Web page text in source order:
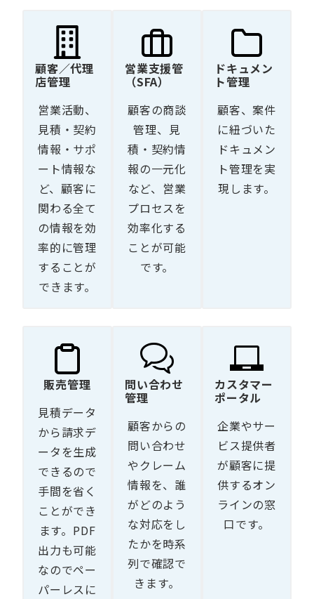
顧客／代理
店管理
営業活動、
見積・契約
情報・サポ
ート情報な
ど、顧客に
関わる全て
の情報を効
率的に管理
することが
できます。
営業支援管
（SFA）
顧客の商談
管理、見
積・契約情
報の一元化
など、営業
プロセスを
効率化する
ことが可能
です。
ドキュメン
ト管理
顧客、案件
に紐づいた
ドキュメン
ト管理を実
現します。
販売管理
見積データ
から請求デ
ータを生成
できるので
手間を省く
ことができ
ます。PDF
出力も可能
なのでペー
パーレスに
問い合わせ
管理
顧客からの
問い合わせ
やクレーム
情報を、誰
がどのよう
な対応をし
たかを時系
列で確認で
きます。
カスタマー
ポータル
企業やサー
ビス提供者
が顧客に提
供するオン
ラインの窓
口です。